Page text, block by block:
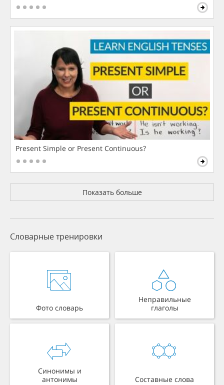
Present Simple or Present Continuous?
Показать больше
Словарные тренировки
Фото словарь
Неправильные
глаголы
Синонимы и
антонимы
Составные слова